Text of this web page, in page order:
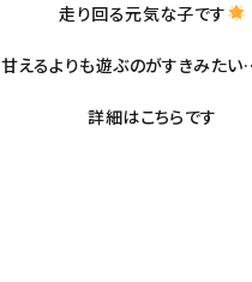
走り回る元気な子です
甘えるよりも遊ぶのがすきみた
詳細はこちらです